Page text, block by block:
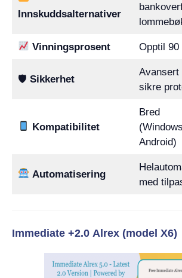
Innskuddsalternativer
Vinningsprosent Opptil 90
🛡 Sikkerhet
sikre
Kompatibilitet
Bred
Android)
Automatisering
med
Immediate +2.0 Alrex (model X6)